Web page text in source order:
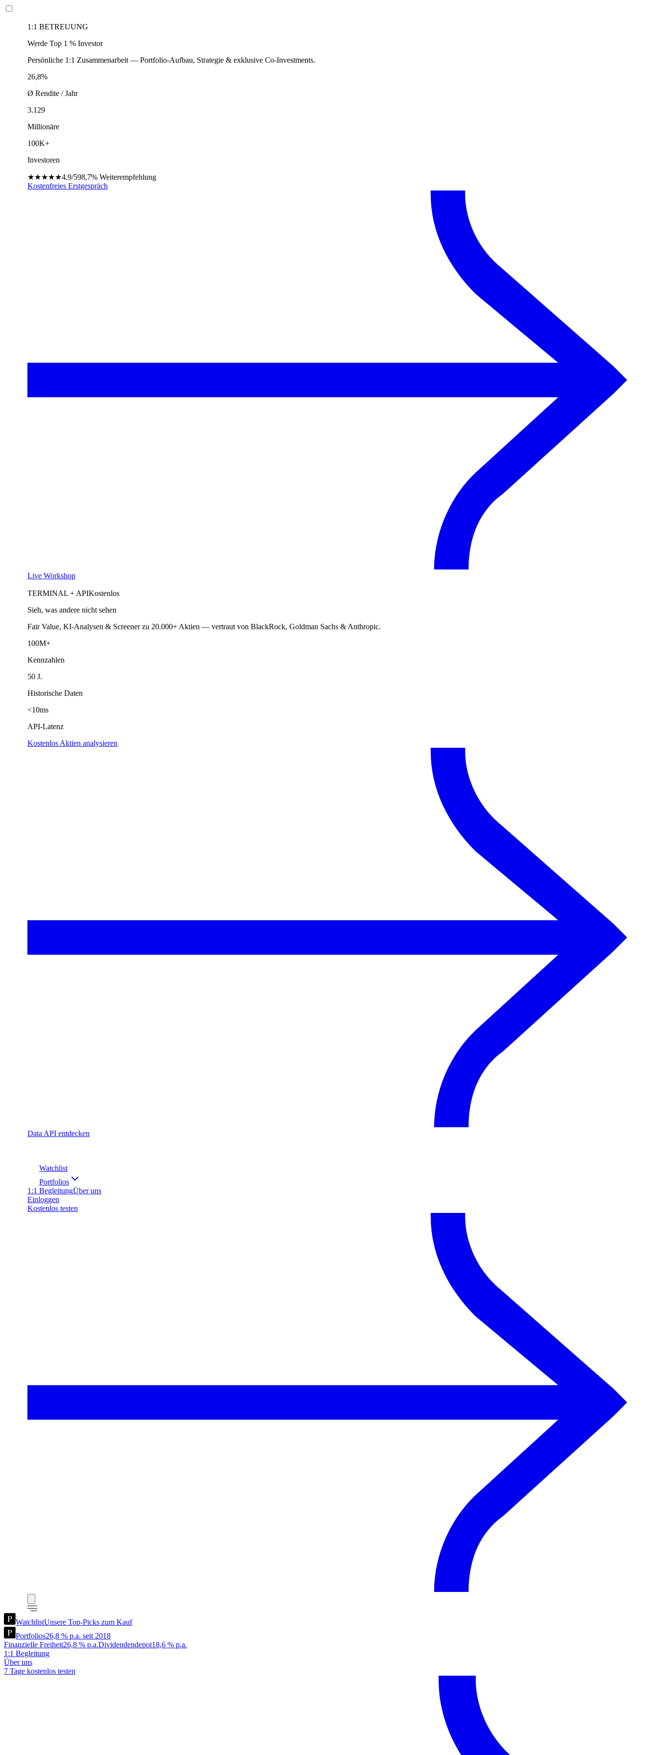
1:1 BETREUUNG
Werde Top 1 % Investor
Persönliche 1:1 Zusammenarbeit — Portfolio-Aufbau, Strategie & exklusive Co-Investments.
26,8%
Ø Rendite / Jahr
3.129
Millionäre
100K+
Investoren
★★★★★4.9/598,7% Weiterempfehlung
Kostenfreies Erstgespräch
Live Workshop
TERMINAL + APIKostenlos
Sieh, was andere nicht sehen
Fair Value, KI-Analysen & Screener zu 20.000+ Aktien — vertraut von BlackRock, Goldman Sachs & Anthropic.
100M+
Kennzahlen
50 J.
Historische Daten
<10ms
API-Latenz
Kostenlos Aktien analysieren
Data API entdecken
Watchlist
Portfolios
1:1 BegleitungÜber uns
Einloggen
Kostenlos testen
WatchlistUnsere Top-Picks zum Kauf
Portfolios26,8 % p.a. seit 2018
Finanzielle Freiheit26,8 % p.a.Dividendendepot18,6 % p.a.
1:1 Begleitung
Über uns
7 Tage kostenlos testen